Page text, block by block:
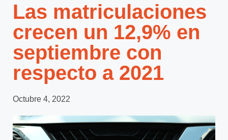
Las matriculaciones
crecen un 12,9% en
septiembre con
respecto a 2021
Octubre 4, 2022